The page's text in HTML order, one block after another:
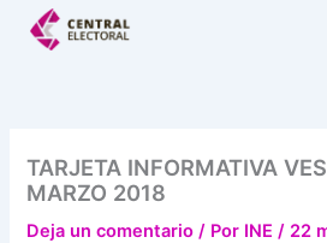
TARJETA INFORMATIVA
MARZO 2018
Deja un comentario / Por INE/ 22